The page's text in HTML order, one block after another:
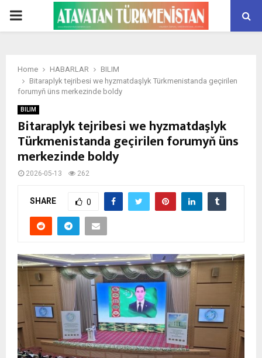
PRIMARY
Home HABARLAR
BILIM
Bitaraplyk tejribesi we hyzmatdaşlyk Türkmenistanda geçirilen
forumyň üns merkezinde boldy
BILIM
Bitaraplyk tejribesi we hyzmatdaşlyk
Türkmenistanda geçirilen forumyň üns
merkezinde boldy
2026-05-13 262
SHARE 0